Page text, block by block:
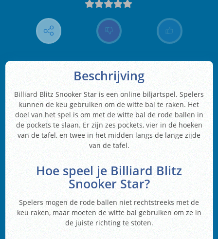
Beschrijving
Billiard Blitz Snooker Star is een online biljartspel. Spelers
kunnen de keu gebruiken om de witte bal te raken. Het
doel van het spel is om met de witte bal de rode ballen in
de pockets te slaan. Er zijn zes pockets, vier in de hoeken
van de tafel, en twee in het midden langs de lange zijde
van de tafel.
Hoe speel je Billiard Blitz
Snooker Star?
Spelers mogen de rode ballen niet rechtstreeks met de
keu raken, maar moeten de witte bal gebruiken om ze in
de juiste richting te stoten.